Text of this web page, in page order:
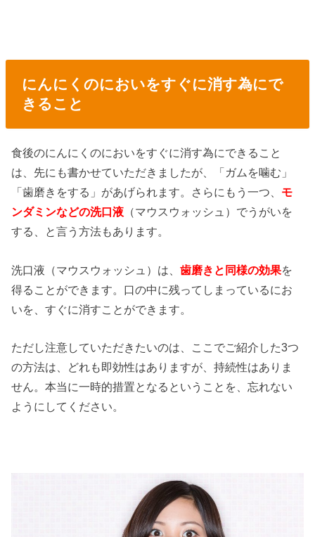
にんにくのにおいをすぐに消す為にで
きること
食後のにんにくのにおいをすぐに消す為にできること
は、先にも書かせていただきましたが、「ガムを噛む」
「歯磨きをする」があげられます。さらにもう一つ、 モ
ンダミンなどの洗口液 （マウスウォッシュ）でうがいを
する、と言う方法もあります。
洗口液（マウスウォッシュ）は、歯磨きと同様の効果を
得ることができます。口の中に残ってしまっているにお
いを、すぐに消すことができます。
ただし注意していただきたいのは、ここでご紹介した3つ
の方法は、どれも即効性はありますが、持続性はありま
せん。本当に一時的措置となるということを、忘れない
ようにしてください。